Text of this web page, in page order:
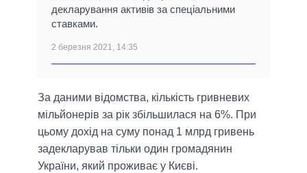
декларування активів за спеціальними
ставками.
2 березня 2021, 14:35
За даними відомства, кількість гривневих
мільйонерів за рік збільшилася на 6%. При
цьому дохід на суму понад 1 млрд гривень
задекларував тільки один громадянин
України, який проживає у Києві.